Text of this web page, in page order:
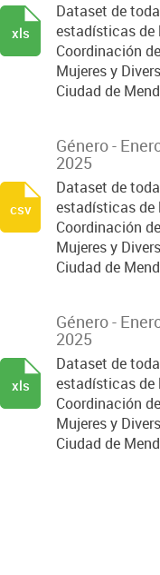
Dataset de
estadísticas de
Coordinación
Mujeres y
Ciudad de
xls
Género -
2025
Dataset de
estadísticas de
Coordinación
Mujeres y
Ciudad de
csv
Género -
2025
Dataset de
estadísticas de
Coordinación
Mujeres y
Ciudad de
xls